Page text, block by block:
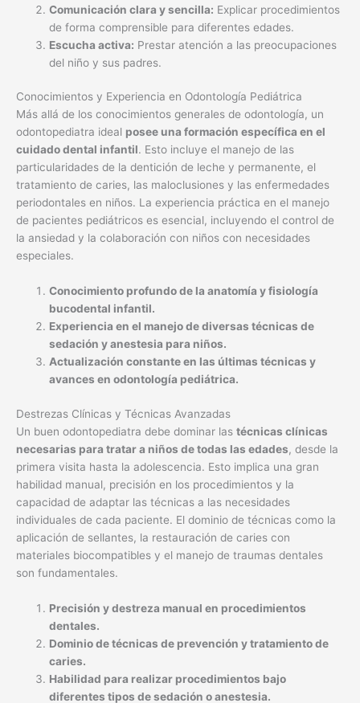
Comunicación clara y sencilla: Explicar procedimientos
de forma comprensible para diferentes edades.
Escucha activa: Prestar atención a las preocupaciones
del niño y sus padres.
Conocimientos y Experiencia en Odontología Pediátrica
Más allá de los conocimientos generales de odontología, un
odontopediatra ideal posee una formación específica en el
cuidado dental infantil. Esto incluye el manejo de las
particularidades de la dentición de leche y permanente, el
tratamiento de caries, las maloclusiones y las enfermedades
periodontales en niños. La experiencia práctica en el manejo
de pacientes pediátricos es esencial, incluyendo el control de
la ansiedad y la colaboración con niños con necesidades
especiales.
Conocimiento profundo de la anatomía y fisiología
bucodental infantil.
Experiencia en el manejo de diversas técnicas de
sedación y anestesia para niños.
Actualización constante en las últimas técnicas y
avances en odontología pediátrica.
Destrezas Clínicas y Técnicas Avanzadas
Un buen odontopediatra debe dominar las técnicas clínicas
necesarias para tratar a niños de todas las edades, desde la
primera visita hasta la adolescencia. Esto implica una gran
habilidad manual, precisión en los procedimientos y la
capacidad de adaptar las técnicas a las necesidades
individuales de cada paciente. El dominio de técnicas como la
aplicación de sellantes, la restauración de caries con
materiales biocompatibles y el manejo de traumas dentales
son fundamentales.
Precisión y destreza manual en procedimientos
dentales.
Dominio de técnicas de prevención y tratamiento de
caries.
Habilidad para realizar procedimientos bajo
diferentes tipos de sedación o anestesia.